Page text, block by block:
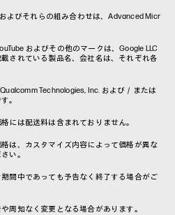
よびそれらの組み合わせは、Advanced Micr
およびその他のマークは、Google LLC
されている製品名、会社名は、それぞれ各
Technologies, Inc. および／または
。
には配送料は含まれておりません。
は、カスタマイズ内容によって価格が異な
い。
間中であっても予告なく終了する場合がご
周知なく変更となる場合があります。